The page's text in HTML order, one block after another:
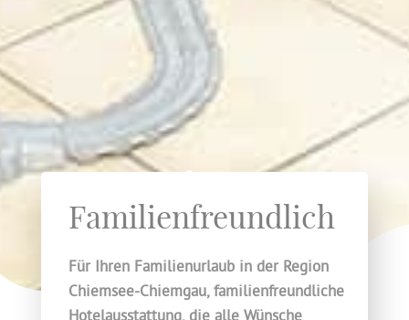
Familien­freundlich
Für Ihren Familienurlaub in der Region
Chiemsee-Chiemgau, familienfreundliche
Hotelausstattung, die alle Wünsche